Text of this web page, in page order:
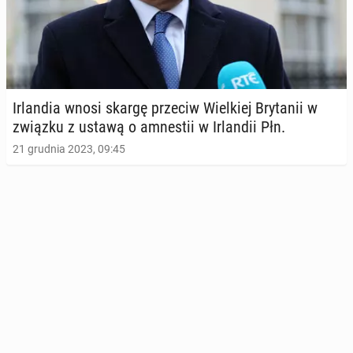
Ir­lan­dia wnosi skargę przeciw Wiel­kiej Bry­ta­nii w
związku z ustawą o amne­stii w Ir­lan­dii Płn.
21 grudnia 2023, 09:45